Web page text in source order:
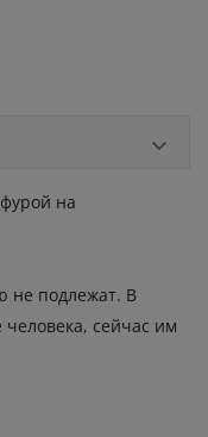
на
не подлежат. В
сейчас им